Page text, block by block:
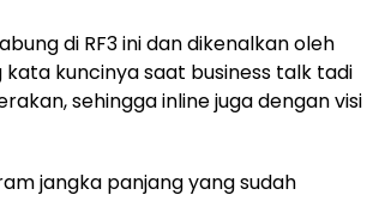
di RF3 ini dan dikenalkan oleh
kuncinya saat business talk tadi
sehingga inline juga dengan visi
jangka panjang yang sudah